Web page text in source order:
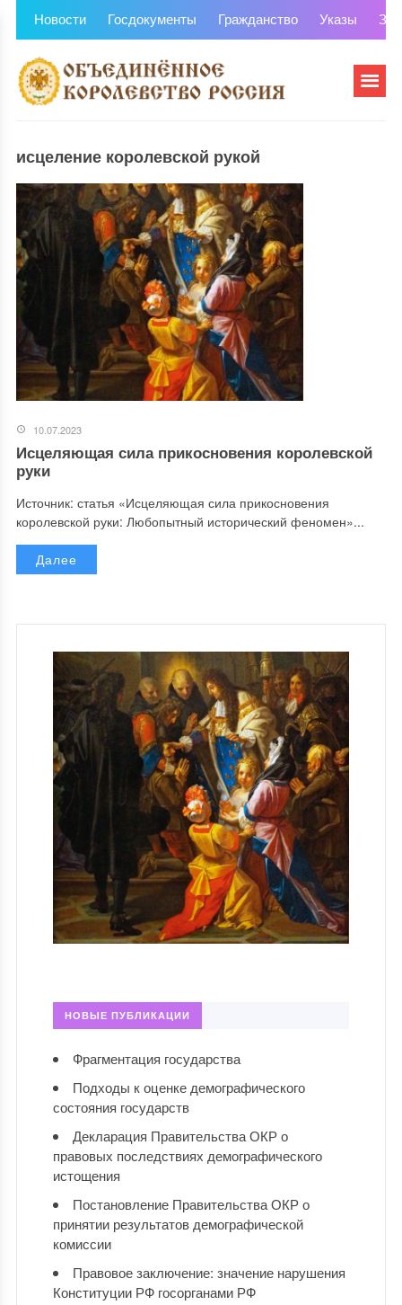
Новости Госдокументы Гражданство Указы
исцеление королевской рукой
10.07.2023
Исцеляющая сила прикосновения королевской
руки
Источник: статья «Исцеляющая сила прикосновения
королевской руки: Любопытный исторический феномен»...
Далее
НОВЫЕ ПУБЛИКАЦИИ
Фрагментация государства
Подходы к оценке демографического
состояния государств
Декларация Правительства ОКР о
правовых последствиях демографического
истощения
Постановление Правительства ОКР о
принятии результатов демографической
комиссии
Правовое заключение: значение нарушения
Конституции РФ госорганами РФ